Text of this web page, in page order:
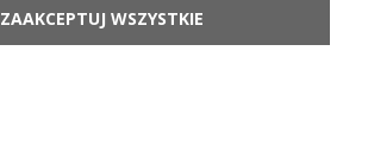
DOSTĘPNOŚCI
ZAAKCEPTUJ WSZYSTKIE